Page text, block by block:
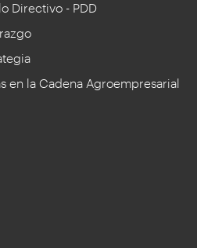
Directivo - PDD
en la Cadena Agroempresarial